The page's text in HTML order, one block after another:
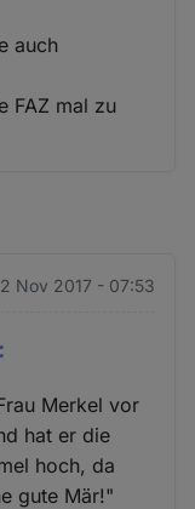
auch
FAZ mal zu
Nov 2017 - 07:53
Merkel vor
hat er die
hoch, da
gute Mär!"